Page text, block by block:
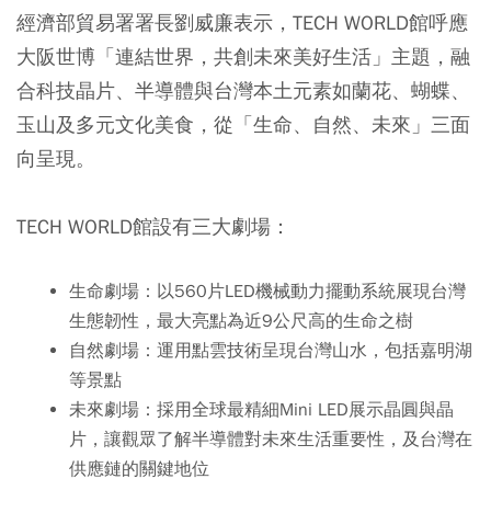
經濟部貿易署署長劉威廉表示，TECH WORLD館呼應
大阪世博「連結世界，共創未來美好生活」主題，融
合科技晶片、半導體與台灣本土元素如蘭花、蝴蝶、
玉山及多元文化美食，從「生命、自然、未來」三面
向呈現。
TECH WORLD館設有三大劇場：
生命劇場：以560片LED機械動力擺動系統展現台灣
生態韌性，最大亮點為近9公尺高的生命之樹
自然劇場：運用點雲技術呈現台灣山水，包括嘉明湖
等景點
未來劇場：採用全球最精細Mini LED展示晶圓與晶
片，讓觀眾了解半導體對未來生活重要性，及台灣在
供應鏈的關鍵地位